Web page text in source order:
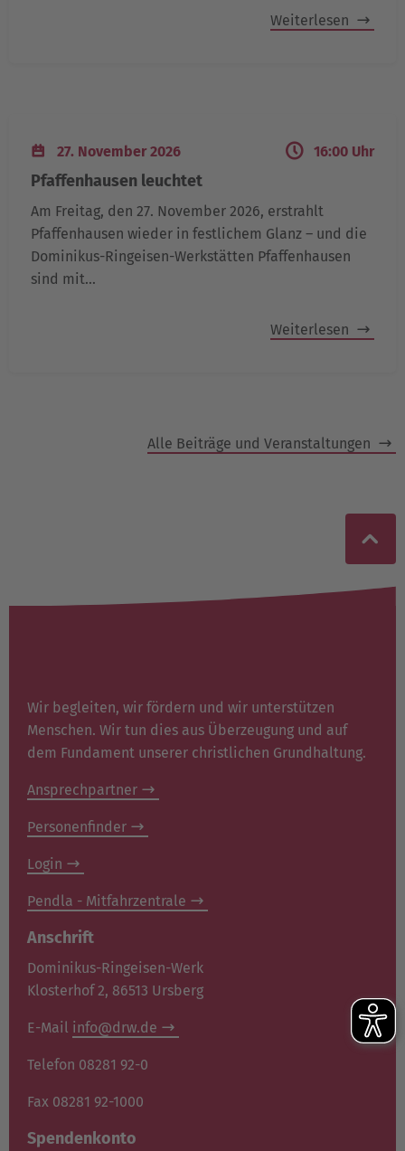
Weiterlesen
27. November 2026 16:00 Uhr
Pfaffenhausen leuchtet
Am Freitag, den 27. November 2026, erstrahlt
Pfaffenhausen wieder in festlichem Glanz – und die
Dominikus-Ringeisen-Werkstätten Pfaffenhausen
sind mit…
Weiterlesen
Alle Beiträge und Veranstaltungen
Wir begleiten, wir fördern und wir unterstützen
Menschen. Wir tun dies aus Überzeugung und auf
dem Fundament unserer christlichen Grundhaltung.
Ansprechpartner
Personenfinder
Login
Pendla - Mitfahrzentrale
Anschrift
Dominikus-Ringeisen-Werk
Klosterhof 2, 86513 Ursberg
E-Mail info@drw.de
Telefon 08281 92-0
Fax 08281 92-1000
Spendenkonto